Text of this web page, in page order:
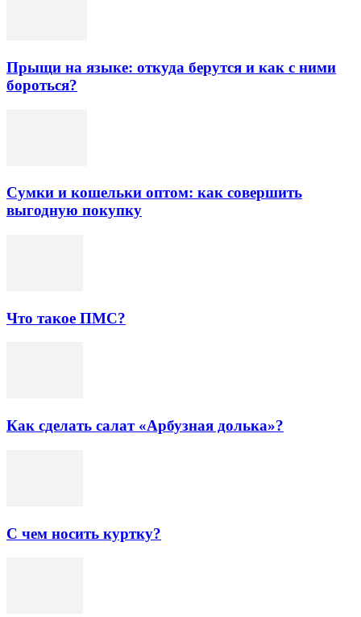
Прыщи на языке: откуда берутся и как с ними
бороться?
Сумки и кошельки оптом: как совершить
выгодную покупку
Что такое ПМС?
Как сделать салат «Арбузная долька»?
С чем носить куртку?